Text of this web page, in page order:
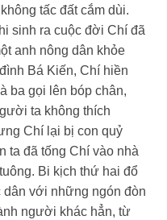
tấc đất cắm dùi.
sinh ra cuộc đời Chí đã
anh nông dân khỏe
Bá Kiến, Chí hiền
ba gọi lên bóp chân,
ta không thích
Chí lại bị con quỷ
ta đã tống Chí vào nhà
Bi kịch thứ hai đổ
với những ngón đòn
người khác hẳn, từ